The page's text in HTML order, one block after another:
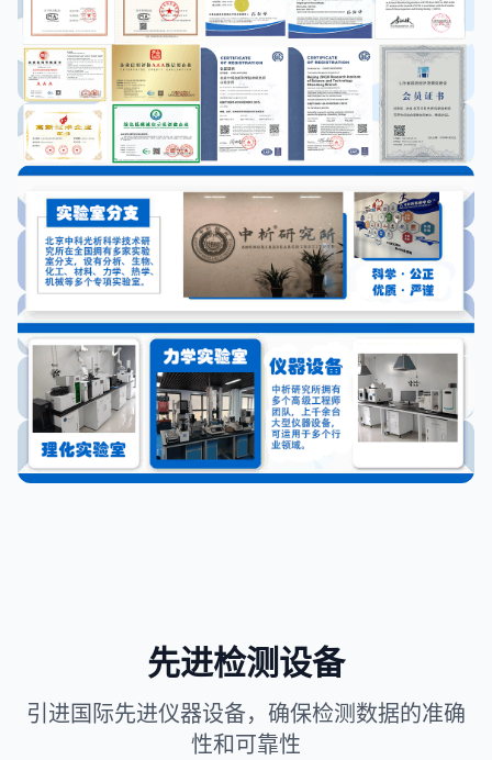
先进检测设备
引进国际先进仪器设备，确保检测数据的准确
性和可靠性